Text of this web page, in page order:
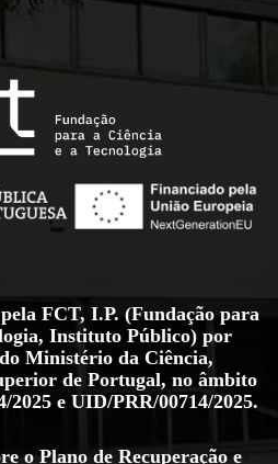
FCT, I.P. (Fundação para
Instituto Público) por
Ministério da Ciência,
de Portugal, no âmbito
2025 e UID/PRR/00714/2025.
o Plano de Recuperação e